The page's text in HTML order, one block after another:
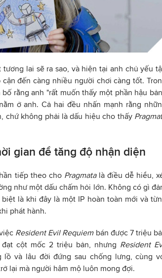
lai sẽ ra sao, và hiện tại anh chủ yếu
đến càng nhiều người chơi càng tốt.
rằng anh "rất muốn thấy một phần hậu
ở anh. Cả hai đều nhấn mạnh rằng
chứ không phải là dấu hiệu cho thấy
gian để tăng độ nhận diện
tiếp theo cho Pragmatalà điều dễ hiểu,
như một dấu chấm hỏi lớn. Không có gì
là khi đây là một IP hoàn toàn mới và
phát hành.
Resident Evil Requiembán được 7 triệu
cột mốc 2 triệu bản, nhưng Resident
và lâu đời đứng sau chống lưng, cùng
lại mà người hâm mộ luôn mong đợi.